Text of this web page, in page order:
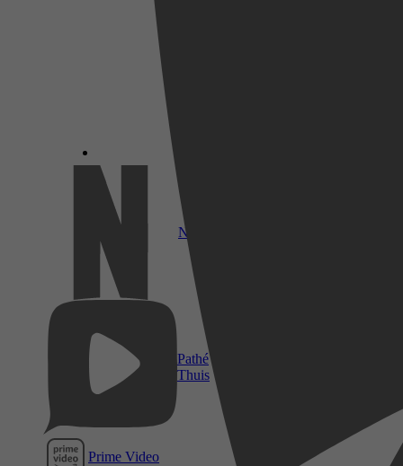
Netflix
Pathé
Thuis
Prime Video